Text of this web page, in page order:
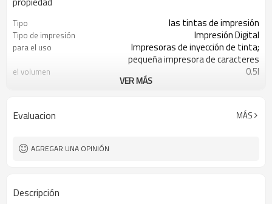
Tipo las tintas de impresión
Tipo de impresión Impresión Digital
para el uso
Impresoras de inyección de tinta;
pequeña impresora de caracteres
el volumen 0.5l
/t t; la unión occidental
términos de envío fob guangzhou
VER MÁS
Evaluacion MÁS
AGREGAR UNA OPINIÓN
Descripción